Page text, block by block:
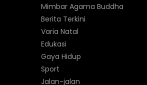
Mimbar Agama Buddha
Berita Terkini
Varia Natal
Edukasi
Gaya Hidup
Sport
Jalan-jalan